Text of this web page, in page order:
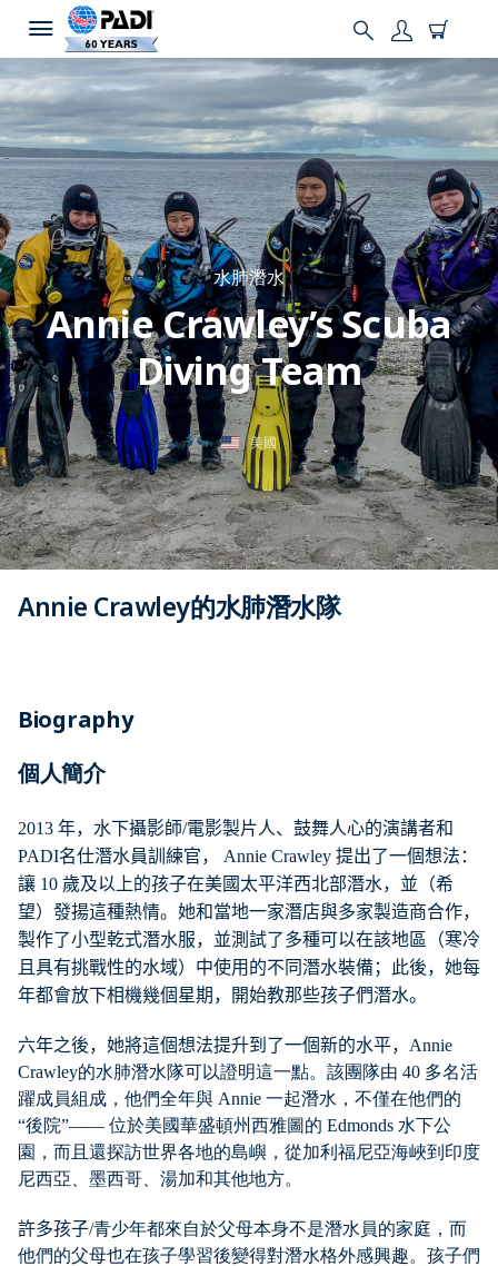
水肺潛水
Annie Crawley’s Scuba
Diving Team
美國
Annie Crawley的水肺潛水隊
Biography
個人簡介
2013 年，水下攝影師/電影製片人、鼓舞人心的演講者和
PADI名仕潛水員訓練官， Annie Crawley 提出了一個想法：
讓 10 歲及以上的孩子在美國太平洋西北部潛水，並（希
望）發揚這種熱情。她和當地一家潛店與多家製造商合作，
製作了小型乾式潛水服，並測試了多種可以在該地區（寒冷
且具有挑戰性的水域）中使用的不同潛水裝備；此後，她每
年都會放下相機幾個星期，開始教那些孩子們潛水。
六年之後，她將這個想法提升到了一個新的水平， Annie
Crawley的水肺潛水隊可以證明這一點。該團隊由 40 多名活
躍成員組成，他們全年與 Annie 一起潛水，不僅在他們的
“後院”—— 位於美國華盛頓州西雅圖的 Edmonds 水下公
園，而且還探訪世界各地的島嶼，從加利福尼亞海峽到印度
尼西亞、墨西哥、湯加和其他地方。
許多孩子/青少年都來自於父母本身不是潛水員的家庭，而
他們的父母也在孩子學習後變得對潛水格外感興趣。孩子們